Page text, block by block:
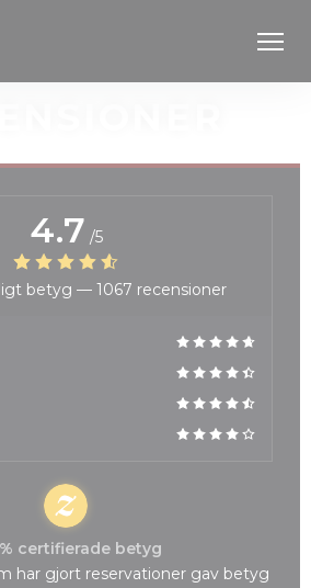
4.7 /5
betyg — 1067 recensioner
certifierade betyg
har gjort reservationer gav betyg